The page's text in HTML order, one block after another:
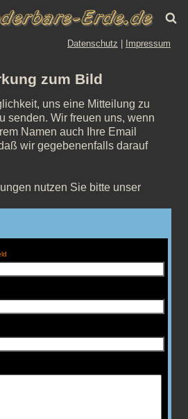
Datenschutz Impressum
zum Bild
uns eine Mitteilung zu
senden. Wir freuen uns, wenn
Namen auch Ihre Email
wir gegebenenfalls darauf
nutzen Sie bitte unser